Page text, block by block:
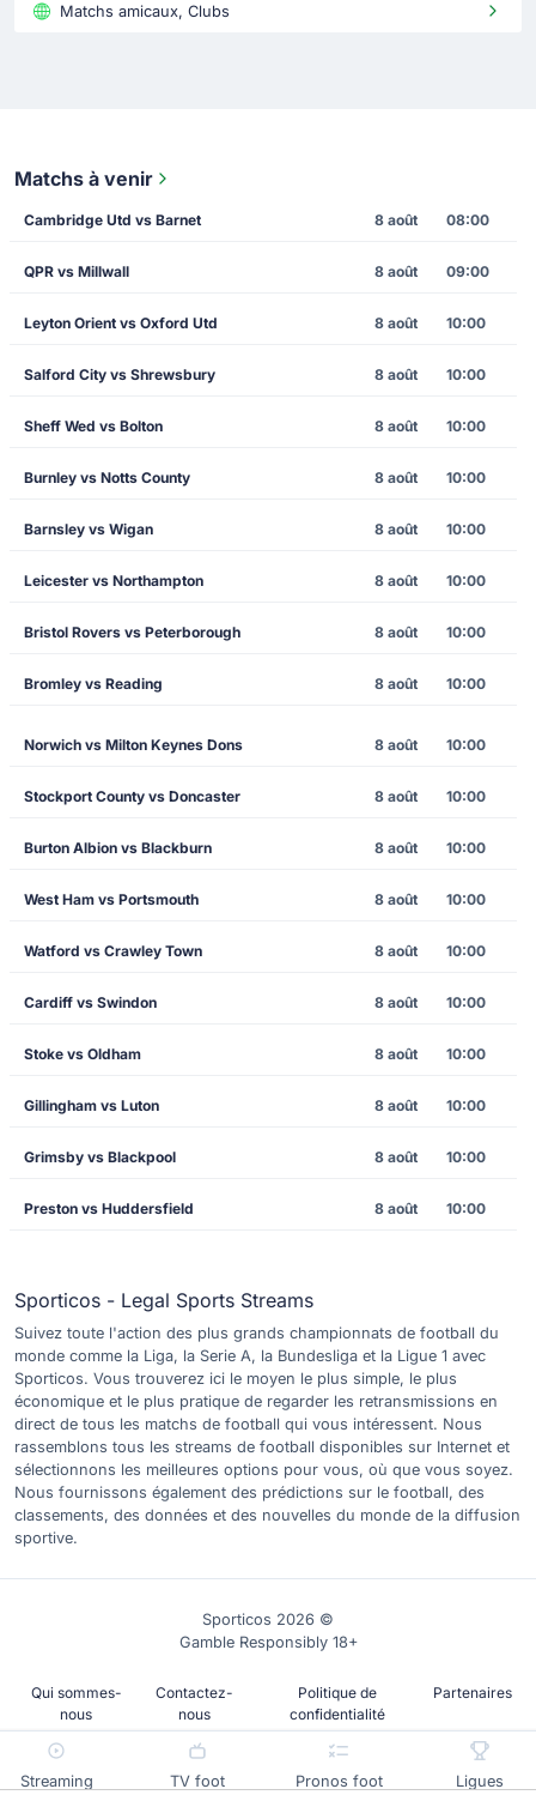
Streaming TV foot Pronos foot Ligues
Matchs amicaux, Clubs
Matchs à venir
Cambridge Utd vs Barnet 8 août 08:00
QPR vs Millwall 8 août 09:00
Leyton Orient vs Oxford Utd 8 août 10:00
Salford City vs Shrewsbury 8 août 10:00
Sheff Wed vs Bolton 8 août 10:00
Burnley vs Notts County 8 août 10:00
Barnsley vs Wigan 8 août 10:00
Leicester vs Northampton 8 août 10:00
Bristol Rovers vs Peterborough 8 août 10:00
Bromley vs Reading 8 août 10:00
Norwich vs Milton Keynes Dons 8 août 10:00
Stockport County vs Doncaster 8 août 10:00
Burton Albion vs Blackburn 8 août 10:00
West Ham vs Portsmouth 8 août 10:00
Watford vs Crawley Town 8 août 10:00
Cardiff vs Swindon 8 août 10:00
Stoke vs Oldham 8 août 10:00
Gillingham vs Luton 8 août 10:00
Grimsby vs Blackpool 8 août 10:00
Preston vs Huddersfield 8 août 10:00
Sporticos - Legal Sports Streams
Suivez toute l'action des plus grands championnats de football du
monde comme la Liga, la Serie A, la Bundesliga et la Ligue 1 avec
Sporticos. Vous trouverez ici le moyen le plus simple, le plus
économique et le plus pratique de regarder les retransmissions en
direct de tous les matchs de football qui vous intéressent. Nous
rassemblons tous les streams de football disponibles sur Internet et
sélectionnons les meilleures options pour vous, où que vous soyez.
Nous fournissons également des prédictions sur le football, des
classements, des données et des nouvelles du monde de la diffusion
sportive.
Sporticos 2026 ©
Gamble Responsibly 18+
Qui sommes-
nous
Contactez-
nous
Politique de
confidentialité
Partenaires